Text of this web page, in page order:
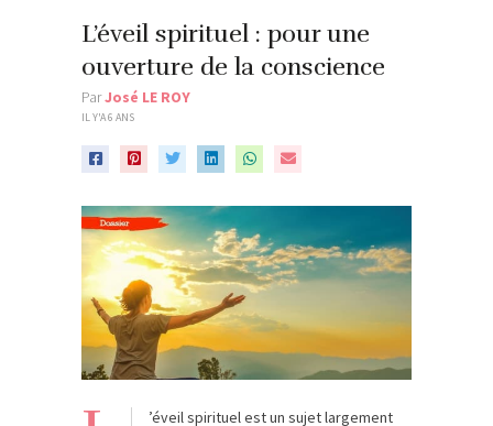
L’éveil spirituel : pour une
ouverture de la conscience
ParJosé LE ROY
IL Y'A 6 ANS
’éveil spirituel est un sujet largement